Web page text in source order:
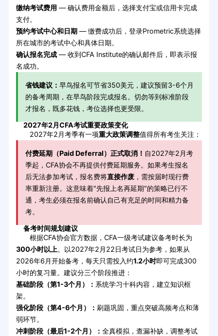
缴纳考试费用 — 确认费用金额后，选择支付宝或信用卡完成
支付。
预约考试中心和日期— 缴费成功后，登录Prometric系统选择
所在城市的考试中心和具体日期。
确认报名完成— 收到CFA Institute的确认邮件后，即表示报
名成功。
省钱建议： 早鸟报名可节省350美元，建议预留3-6个月
的备考周期，在早鸟阶段完成报名。切勿等到标准阶段
才报名，既多花钱，考位选择也更受限。
2027年2月CFA考试重要政策变化
2027年2月考季有一项重大政策调整值得所有考生关注：
付费延期（Paid Deferral）正式取消！ 自2027年2月考
季起，CFA协会不再提供付费延期服务。如果考生报名
后无法参加考试，报名费将直接作废，需按届时现行费
率重新注册。这意味着"先报上名再延期"的策略已行不
通，考生必须在报名前确认自己有充足的时间和精力备
考。
备考时间规划建议
根据CFA协会官方数据，CFA一级考试建议备考时长为
300小时以上。以2027年2月22日考试日为参考，如果从
2026年6月开始备考，每天只需投入约1.2小时即可完成300
小时的复习量。建议分三个阶段推进：
基础阶段（第1-3个月）： 系统学习十科内容，建立知识框
架。
强化阶段（第4-6个月）： 刷题巩固，重点突破高频考点和薄
弱环节。
冲刺阶段（最后1-2个月）： 全真模拟，查漏补缺，调整考试